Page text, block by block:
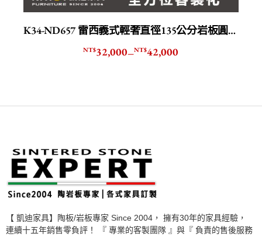
K34-ND657 雷西義式輕奢直徑135公分岩板圓桌/轉盤另售
NT$32,000–NT$42,000
【 凱迪家具】陶板/岩板專家 Since 2004， 擁有30年的家具經驗，
連續十五年銷售零負評！ 『 專業的客製團隊 』與『 負責的售後服務